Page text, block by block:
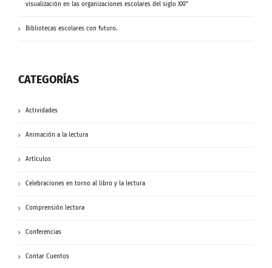
visualización en las organizaciones escolares del siglo XXI”
Bibliotecas escolares con futuro.
CATEGORÍAS
Actividades
Animación a la lectura
Artículos
Celebraciones en torno al libro y la lectura
Comprensión lectora
Conferencias
Contar Cuentos